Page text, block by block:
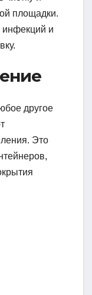
площадки.
инфекций и
другое
Это